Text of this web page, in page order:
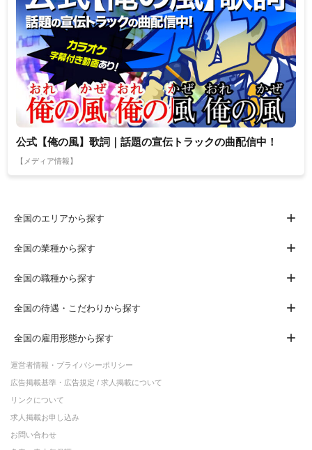
公式【俺の風】歌詞｜話題の宣伝トラックの曲配信中！
【メディア情報】
全国のエリアから探す
全国の業種から探す
全国の職種から探す
全国の待遇・こだわりから探す
全国の雇用形態から探す
運営者情報・プライバシーポリシー
広告掲載基準・広告規定 / 求人掲載について
リンクについて
求人掲載お申し込み
お問い合わせ